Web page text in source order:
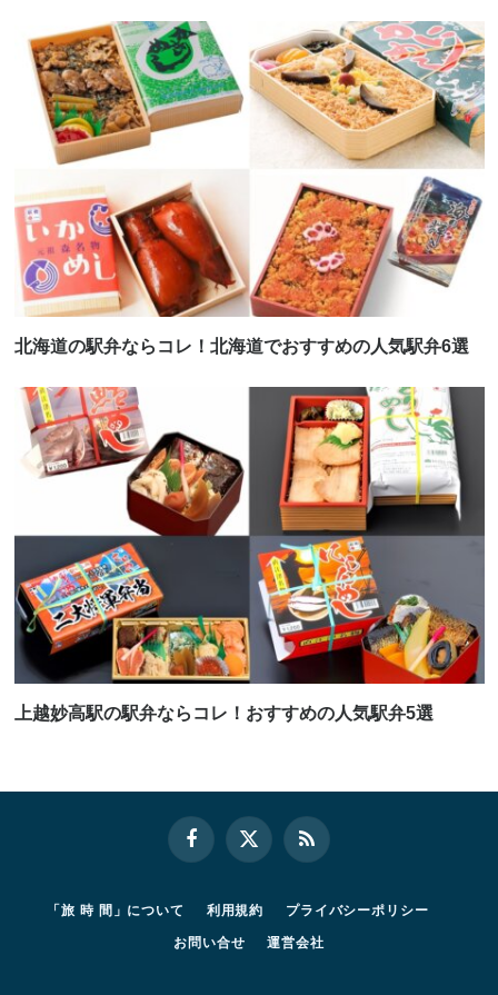
北海道の駅弁ならコレ！北海道でおすすめの人気駅弁6選
上越妙高駅の駅弁ならコレ！おすすめの人気駅弁5選
FacebookX
RSS
「旅 時 間」について 利用規約 プライバシーポリシー
お問い合せ 運営会社